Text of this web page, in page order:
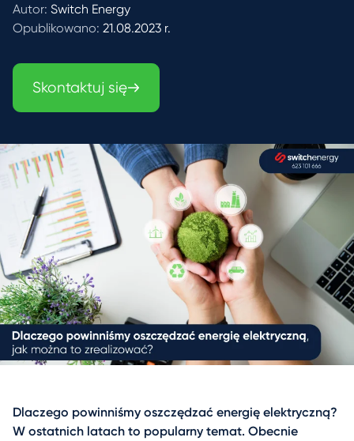
Autor: Switch Energy
Opublikowano: 21.08.2023 r.
Skontaktuj się
Dlaczego powinniśmy oszczędzać energię elektryczną?
W ostatnich latach to popularny temat. Obecnie